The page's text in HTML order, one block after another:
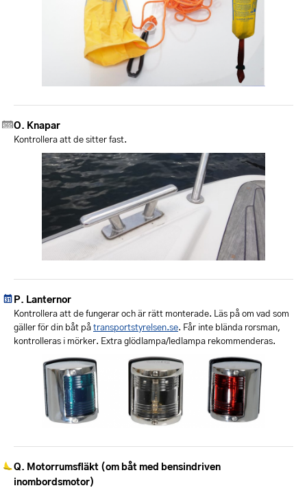
Knapar
Kontrollera att de sitter fast.
Lanternor
Kontrollera att de fungerar och är rätt monterade. Läs på om vad som
gäller för din båt påtransportstyrelsen.se. Får inte blända rorsman,
kontrolleras i mörker. Extra glödlampa/ledlampa rekommenderas.
Motorrumsfläkt (om båt med bensindriven
inombordsmotor)